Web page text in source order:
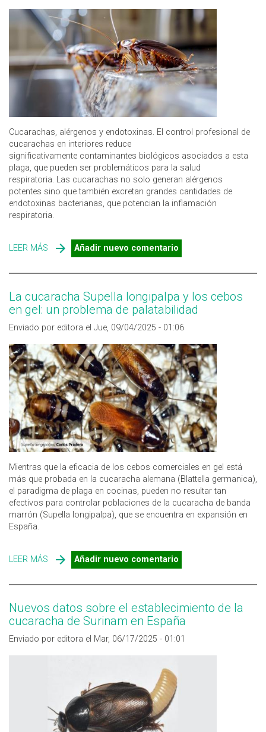
Cucarachas, alérgenos y endotoxinas. El control profesional de
cucarachas en interiores reduce
significativamente contaminantes biológicos asociados a esta
plaga, que pueden ser problemáticos para la salud
respiratoria. Las cucarachas no solo generan alérgenos
potentes sino que también excretan grandes cantidades de
endotoxinas bacterianas, que potencian la inflamación
respiratoria.
LEER MÁS SOBRE EL CONTROL PROFESIONAL DE CUCARACHAS
REDUCE ALÉRGENOS Y ENDOTOXINAS EN INTERIORES
Añadir nuevo comentario
La cucaracha Supella longipalpa y los cebos
en gel: un problema de palatabilidad
Enviado por editora el Jue, 09/04/2025 - 01:06
Mientras que la eficacia de los cebos comerciales en gel está
más que probada en la cucaracha alemana (Blattella germanica),
el paradigma de plaga en cocinas, pueden no resultar tan
efectivos para controlar poblaciones de la cucaracha de banda
marrón (Supella longipalpa), que se encuentra en expansión en
España.
LEER MÁS SOBRE LA CUCARACHA SUPELLA LONGIPALPA Y LOS
CEBOS EN GEL: UN PROBLEMA DE PALATABILIDAD
Añadir nuevo comentario
Nuevos datos sobre el establecimiento de la
cucaracha de Surinam en España
Enviado por editora el Mar, 06/17/2025 - 01:01